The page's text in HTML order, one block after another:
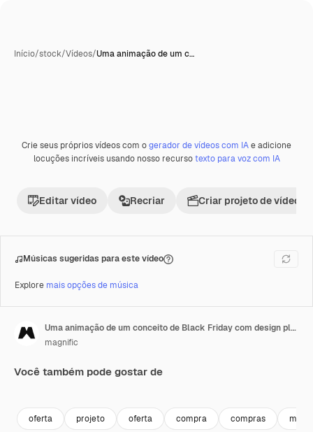
Início/stock/Vídeos/Uma animação de um c…
Crie seus próprios vídeos com ogerador de vídeos com IAe adicione
locuções incríveis usando nosso recursotexto para voz com IA
Editar vídeo Recriar Criar projeto de vídeo
Músicas sugeridas para este vídeo
Explore mais opções de música
Uma animação de um conceito de Black Friday com design plano
magnific
Você também pode gostar de
oferta projeto oferta compra compras